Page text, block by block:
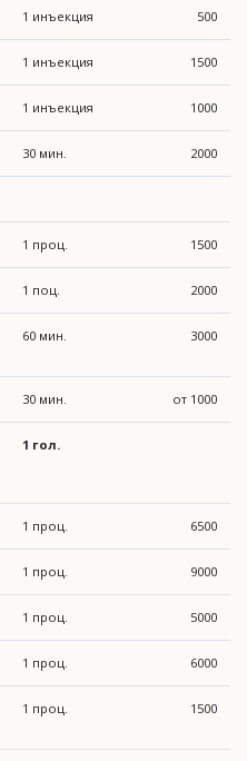
1 инъекция 500
1 инъекция 1500
1 инъекция 1000
30 мин. 2000
1 проц. 1500
1 поц. 2000
60 мин. 3000
30 мин. от 1000
1 гол.
1 проц. 6500
1 проц. 9000
1 проц. 5000
1 проц. 6000
1 проц. 1500